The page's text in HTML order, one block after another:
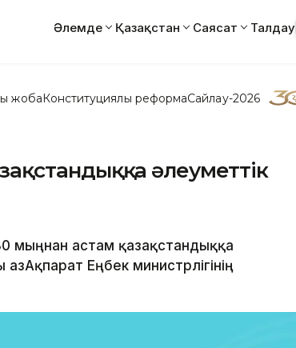
Әлемде Қазақстан Саясат Талдау
жобаКонституциялық реформаСайлау-2026
әлеуметтік
мыңнан астам қазақстандыққа
Еңбек министрлігінің